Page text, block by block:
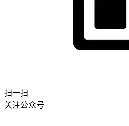
扫一扫
关注公众号